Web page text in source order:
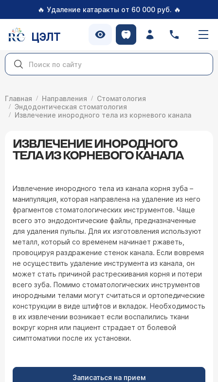
🔥 Удаление катаракты от 60 000 руб. 🔥
ЦЭЛТ
Главная Направления
Стоматология
Эндодонтическая стоматология
Извлечение инородного тела из корневого канала
ИЗВЛЕЧЕНИЕ ИНОРОДНОГО
ТЕЛА ИЗ КОРНЕВОГО КАНАЛА
Извлечение инородного тела из канала корня зуба –
манипуляция, которая направлена на удаление из него
фрагментов стоматологических инструментов. Чаще
всего это эндодонтические файлы, предназначенные
для удаления пульпы. Для их изготовления используют
металл, который со временем начинает ржаветь,
провоцируя раздражение стенок канала. Если вовремя
не осуществить удаление инструмента из канала, он
может стать причиной растрескивания корня и потери
всего зуба. Помимо стоматологических инструментов
инородными телами могут считаться и ортопедические
конструкции в виде штифтов и вкладок. Необходимость
в их извлечении возникает если воспалились ткани
вокруг корня или пациент страдает от болевой
симптоматики после их установки.
Записаться на прием